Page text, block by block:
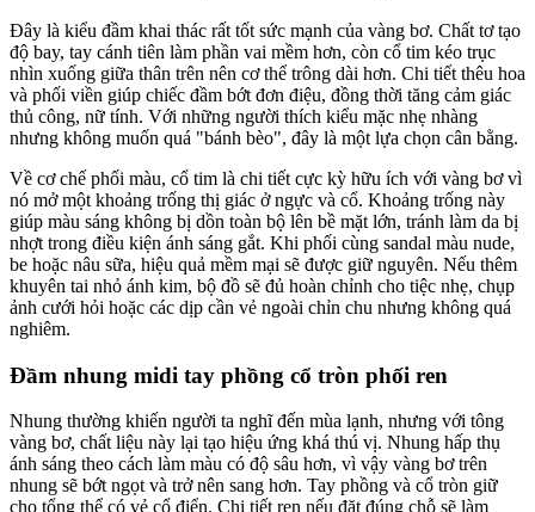
Đây là kiểu đầm khai thác rất tốt sức mạnh của vàng bơ. Chất tơ tạo
độ bay, tay cánh tiên làm phần vai mềm hơn, còn cổ tim kéo trục
nhìn xuống giữa thân trên nên cơ thể trông dài hơn. Chi tiết thêu hoa
và phối viền giúp chiếc đầm bớt đơn điệu, đồng thời tăng cảm giác
thủ công, nữ tính. Với những người thích kiểu mặc nhẹ nhàng
nhưng không muốn quá "bánh bèo", đây là một lựa chọn cân bằng.
Về cơ chế phối màu, cổ tim là chi tiết cực kỳ hữu ích với vàng bơ vì
nó mở một khoảng trống thị giác ở ngực và cổ. Khoảng trống này
giúp màu sáng không bị dồn toàn bộ lên bề mặt lớn, tránh làm da bị
nhợt trong điều kiện ánh sáng gắt. Khi phối cùng sandal màu nude,
be hoặc nâu sữa, hiệu quả mềm mại sẽ được giữ nguyên. Nếu thêm
khuyên tai nhỏ ánh kim, bộ đồ sẽ đủ hoàn chỉnh cho tiệc nhẹ, chụp
ảnh cưới hỏi hoặc các dịp cần vẻ ngoài chỉn chu nhưng không quá
nghiêm.
Đầm nhung midi tay phồng cổ tròn phối ren
Nhung thường khiến người ta nghĩ đến mùa lạnh, nhưng với tông
vàng bơ, chất liệu này lại tạo hiệu ứng khá thú vị. Nhung hấp thụ
ánh sáng theo cách làm màu có độ sâu hơn, vì vậy vàng bơ trên
nhung sẽ bớt ngọt và trở nên sang hơn. Tay phồng và cổ tròn giữ
cho tổng thể có vẻ cổ điển. Chi tiết ren nếu đặt đúng chỗ sẽ làm